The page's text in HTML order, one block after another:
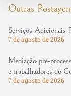
Outras
Serviços Adicionais
7 de agosto de 2026
Mediação pré-
e trabalhadores do
7 de agosto de 2026